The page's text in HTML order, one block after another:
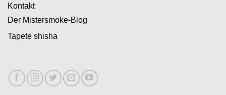
Kontakt
Der Mistersmoke-Blog
Tapete shisha